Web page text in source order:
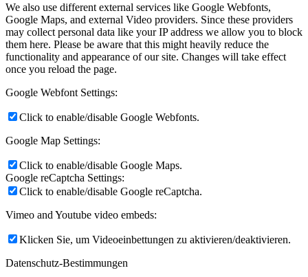
We also use different external services like Google Webfonts,
Google Maps, and external Video providers. Since these providers
may collect personal data like your IP address we allow you to block
them here. Please be aware that this might heavily reduce the
functionality and appearance of our site. Changes will take effect
once you reload the page.
Google Webfont Settings:
Click to enable/disable Google Webfonts.
Google Map Settings:
Click to enable/disable Google Maps.
Google reCaptcha Settings:
Click to enable/disable Google reCaptcha.
Vimeo and Youtube video embeds:
Klicken Sie, um Videoeinbettungen zu aktivieren/deaktivieren.
Datenschutz-Bestimmungen